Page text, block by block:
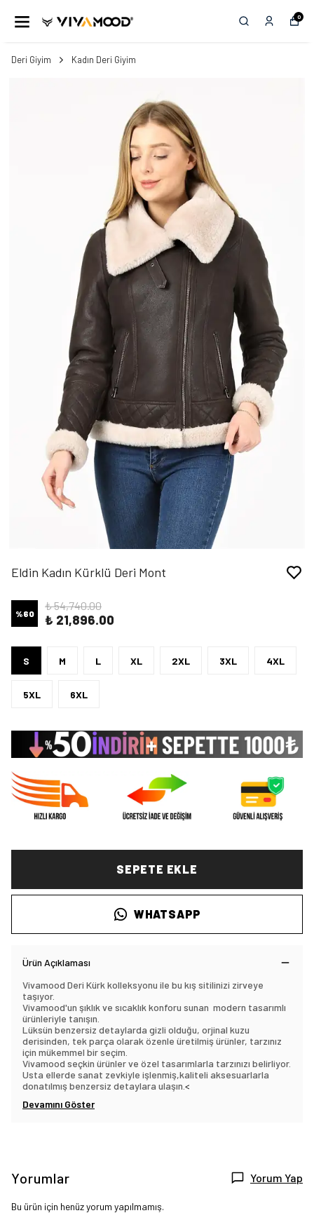
0
Deri Giyim Kadın Deri Giyim
Eldin Kadın Kürklü Deri Mont
%60
₺ 54,740.00
₺ 21,896.00
S M L XL 2XL 3XL 4XL
5XL 6XL
SEPETE EKLE
WHATSAPP
Ürün Açıklaması
Vivamood Deri Kürk kolleksyonu ile bu kış sitilinizi zirveye
taşıyor.
Vivamood'un şıklık ve sıcaklık konforu sunan modern tasarımlı
ürünleriyle tanışın.
Lüksün benzersiz detaylarda gizli olduğu, orjinal kuzu
derisinden, tek parça olarak özenle üretilmiş ürünler, tarzınız
için mükemmel bir seçim.
Vivamood seçkin ürünler ve özel tasarımlarla tarzınızı belirliyor.
Usta ellerde sanat zevkiyle işlenmiş,kaliteli aksesuarlarla
donatılmış benzersiz detaylara ulaşın. <
Devamını Göster
Yorumlar Yorum Yap
Bu ürün için henüz yorum yapılmamış.